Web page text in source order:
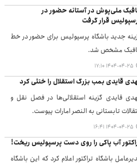
ملی‌پوش در آستانه حضور در
قرار گرفت
جدید باشگاه پرسپولیس برای حضور در خط
مشخص شد.
۱۴۰۴-۰۴-۲۵ ۱۷:۱۰
قایدی بمب بزرگ استقلال را خنثی کرد
قایدی گزینه استقلالی‌ها در فصل نقل و
تابستانی به النصر امارات پیوست.
۱۴۰۴-۰۴-۲۵ ۱۶:۴۱
آب پاکی را روی دست پرسپولیس ریخت!
باشگاه تراکتور اعلام کرد که این باشگاه